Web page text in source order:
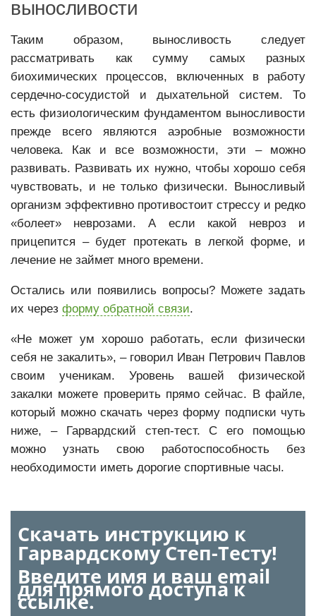
выносливости
Таким образом, выносливость следует
рассматривать как сумму самых разных
биохимических процессов, включенных в работу
сердечно-сосудистой и дыхательной систем. То
есть физиологическим фундаментом выносливости
прежде всего являются аэробные возможности
человека. Как и все возможности, эти – можно
развивать. Развивать их нужно, чтобы хорошо себя
чувствовать, и не только физически. Выносливый
организм эффективно противостоит стрессу и редко
«болеет» неврозами. А если какой невроз и
прицепится – будет протекать в легкой форме, и
лечение не займет много времени.
Остались или появились вопросы? Можете задать
их через форму обратной связи.
«Не может ум хорошо работать, если физически
себя не закалить», – говорил Иван Петрович Павлов
своим ученикам. Уровень вашей физической
закалки можете проверить прямо сейчас. В файле,
который можно скачать через форму подписки чуть
ниже, – Гарвардский степ-тест. С его помощью
можно узнать свою работоспособность без
необходимости иметь дорогие спортивные часы.
Скачать инструкцию к
Гарвардскому Степ-Тесту!
Введите имя и ваш email
для прямого доступа к
ссылке.